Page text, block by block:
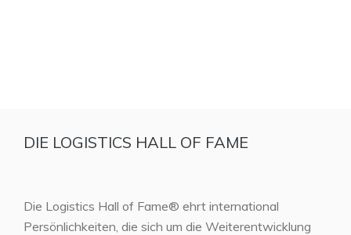
DIE LOGISTICS HALL OF FAME
Die Logistics Hall of Fame® ehrt international
Persönlichkeiten, die sich um die Weiterentwicklung